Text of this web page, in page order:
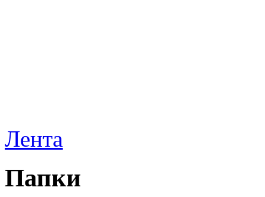
Лента
Папки